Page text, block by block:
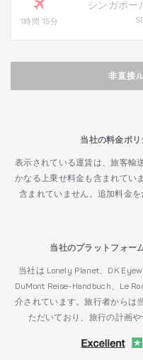
1時間 15分
シンガポー
非直接
当社の料金ポ
表示されている運賃は、旅客輸
かなる上乗せ料金も含まれてい
含まれていません。追加料金
当社のプラットフォー
当社は Lonely Planet、DK
DuMont Reise-Handbuch、Le
介されています。旅行者からは
ただいており、旅行の計画